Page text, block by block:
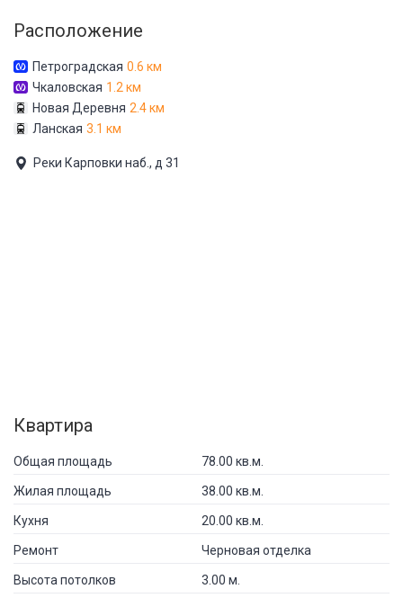
Расположение
Петроградская 0.6 км
Чкаловская 1.2 км
Новая Деревня 2.4 км
Ланская 3.1 км
Реки Карповки наб., д 31
Квартира
Общая площадь 78.00 кв.м.
Жилая площадь 38.00 кв.м.
Кухня 20.00 кв.м.
Ремонт Черновая отделка
Высота потолков 3.00 м.